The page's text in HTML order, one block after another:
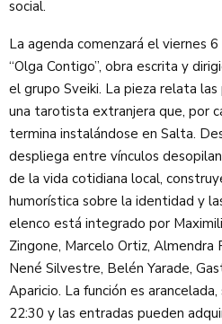
social.
La agenda comenzará el viernes
“Olga Contigo”, obra escrita y
el grupo Sveiki. La pieza relata
una tarotista extranjera que, por
termina instalándose en Salta.
despliega entre vínculos
de la vida cotidiana local,
humorística sobre la identidad y
elenco está integrado por
Zingone, Marcelo Ortiz, Almendra
Nené Silvestre, Belén Yarade,
Aparicio. La función es
22:30 y las entradas pueden